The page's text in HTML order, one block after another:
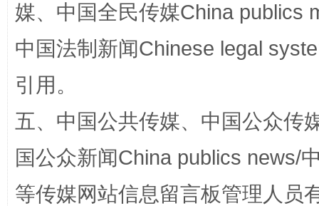
媒、中国全民传媒China publics
中国法制新闻Chinese legal
引用。
五、中国公共传媒、中国公众传
国公众新闻China publics news/
等传媒网站信息留言板管理人员